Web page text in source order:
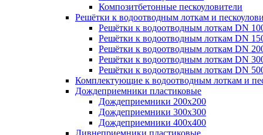
Композитбетонные пескоуловители
Решётки к водоотводным лоткам и
Решётки к водоотводным лоткам DN
Решётки к водоотводным лоткам DN
Решётки к водоотводным лоткам DN
Решётки к водоотводным лоткам DN
Решётки к водоотводным лоткам DN
Комплектующие к водоотводным лоткам и
Дождеприемники пластиковые
Дождеприемники 200х200
Дождеприемники 300х300
Дождеприемники 400х400